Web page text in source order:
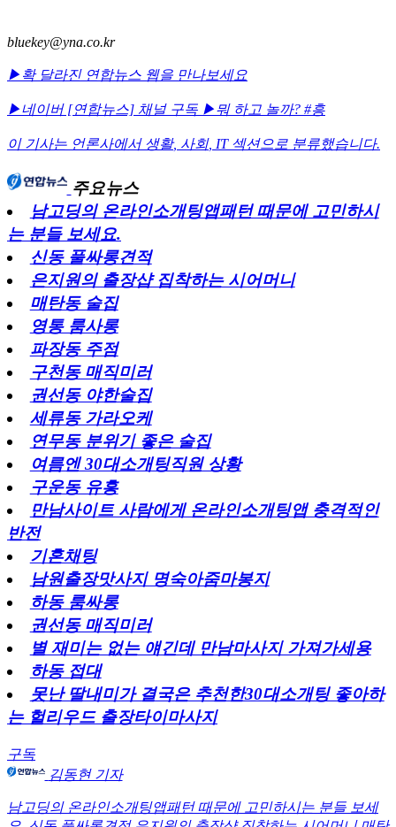
bluekey@yna.co.kr
▶확 달라진 연합뉴스 웹을 만나보세요
▶네이버 [연합뉴스] 채널 구독 ▶뭐 하고 놀까? #흥
이 기사는 언론사에서 생활, 사회, IT섹션으로 분류했습니다.
주요뉴스
남고딩의 온라인소개팅앱패턴 때문에 고민하시
는 분들 보세요.
신동 풀싸롱견적
은지원의 출장샵 집착하는 시어머니
매탄동 술집
영통 룸사롱
파장동 주점
구천동 매직미러
권선동 야한술집
세류동 가라오케
연무동 분위기 좋은 술집
여름엔 30대소개팅직원 상황
구운동 유흥
만남사이트 사람에게 온라인소개팅앱 충격적인
반전
기혼채팅
남원출장맛사지 명숙아줌마봉지
하동 룸싸롱
권선동 매직미러
별 재미는 없는 얘긴데 만남마사지 가져가세용
하동 접대
못난 딸내미가 결국은 추천한30대소개팅 좋아하
는 헐리우드 출장타이마사지
구독
김동현 기자
남고딩의 온라인소개팅앱패턴 때문에 고민하시는 분들 보세